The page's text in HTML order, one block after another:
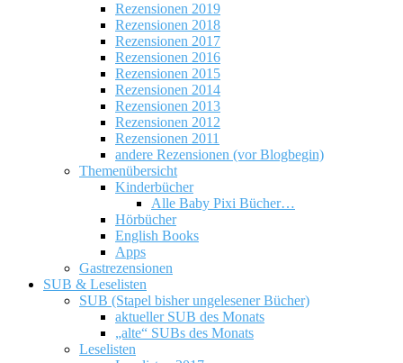
Rezensionen 2019
Rezensionen 2018
Rezensionen 2017
Rezensionen 2016
Rezensionen 2015
Rezensionen 2014
Rezensionen 2013
Rezensionen 2012
Rezensionen 2011
andere Rezensionen (vor Blogbegin)
Themenübersicht
Kinderbücher
Alle Baby Pixi Bücher…
Hörbücher
English Books
Apps
Gastrezensionen
SUB & Leselisten
SUB (Stapel bisher ungelesener Bücher)
aktueller SUB des Monats
„alte“ SUBs des Monats
Leselisten